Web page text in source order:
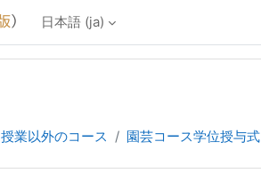
日本語 ‎(ja)‎
授業以外のコース 園芸コース学位授与式